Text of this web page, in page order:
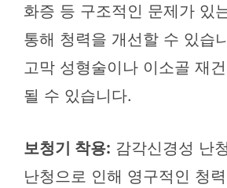
화증 등 구조적인 문제가 있
통해 청력을 개선할 수 있습
고막 성형술이나 이소골 재
될 수 있습니다.
보청기 착용: 감각신경성 난
난청으로 인해 영구적인 청